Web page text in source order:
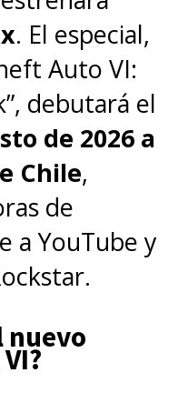
. El especial,
Auto VI:
debutará el
de 2026 a
Chile,
de
a YouTube y
nuevo